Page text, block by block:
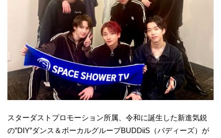
スターダストプロモーション所属、令和に誕生した新進気鋭
の”DIY”ダンス＆ボーカルグループBUDDiiS（バディーズ）が